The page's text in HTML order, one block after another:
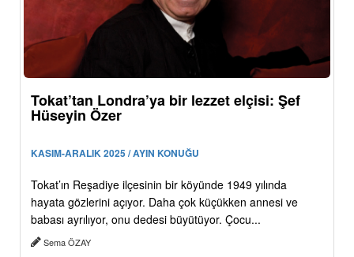
Tokat’tan Londra’ya bir lezzet elçisi: Şef
Hüseyin Özer
KASIM-ARALIK 2025 / AYIN KONUĞU
Tokat’ın Reşadiye ilçesinin bir köyünde 1949 yılında
hayata gözlerini açıyor. Daha çok küçükken annesi ve
babası ayrılıyor, onu dedesi büyütüyor. Çocu...
Sema ÖZAY